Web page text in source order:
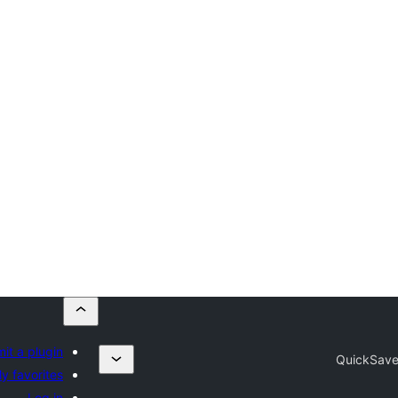
QuickSave
a plugin
favorites